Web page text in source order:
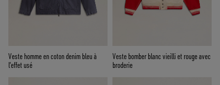
Veste homme en coton denim bleu à
l’effet usé
Veste bomber blanc vieilli et rouge avec
broderie